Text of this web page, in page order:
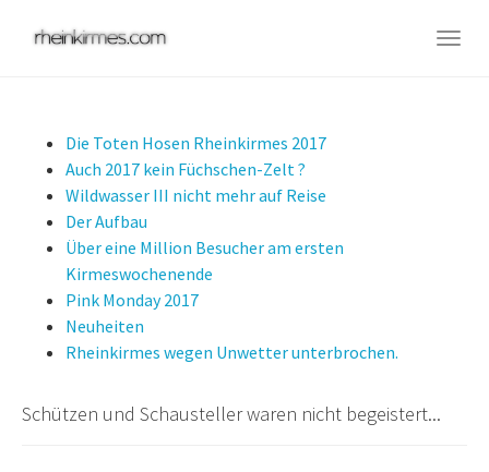
Die Toten Hosen Rheinkirmes 2017
Auch 2017 kein Füchschen-Zelt ?
Wildwasser III nicht mehr auf Reise
Der Aufbau
Über eine Million Besucher am ersten
Kirmeswochenende
Pink Monday 2017
Neuheiten
Rheinkirmes wegen Unwetter unterbrochen.
Schützen und Schausteller waren nicht begeistert...